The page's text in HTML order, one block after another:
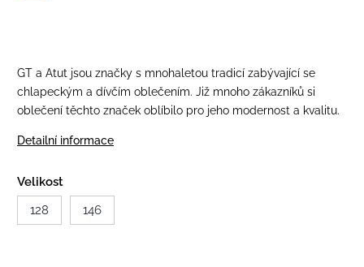
GT a Atut jsou značky s mnohaletou tradicí zabývající se
chlapeckým a dívčím oblečením. Již mnoho zákazníků si
oblečení těchto značek oblíbilo pro jeho modernost a kvalitu.
Detailní informace
Velikost
128
146